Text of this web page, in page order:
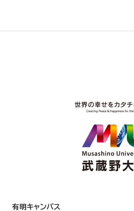
有明キャンパス